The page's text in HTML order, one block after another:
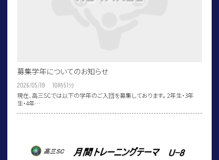
募集学年についてのお知らせ
2026/05/19 10時51分
現在、高三SCでは以下の学年のご入団を募集しております。 2年生・3年
生・4年…